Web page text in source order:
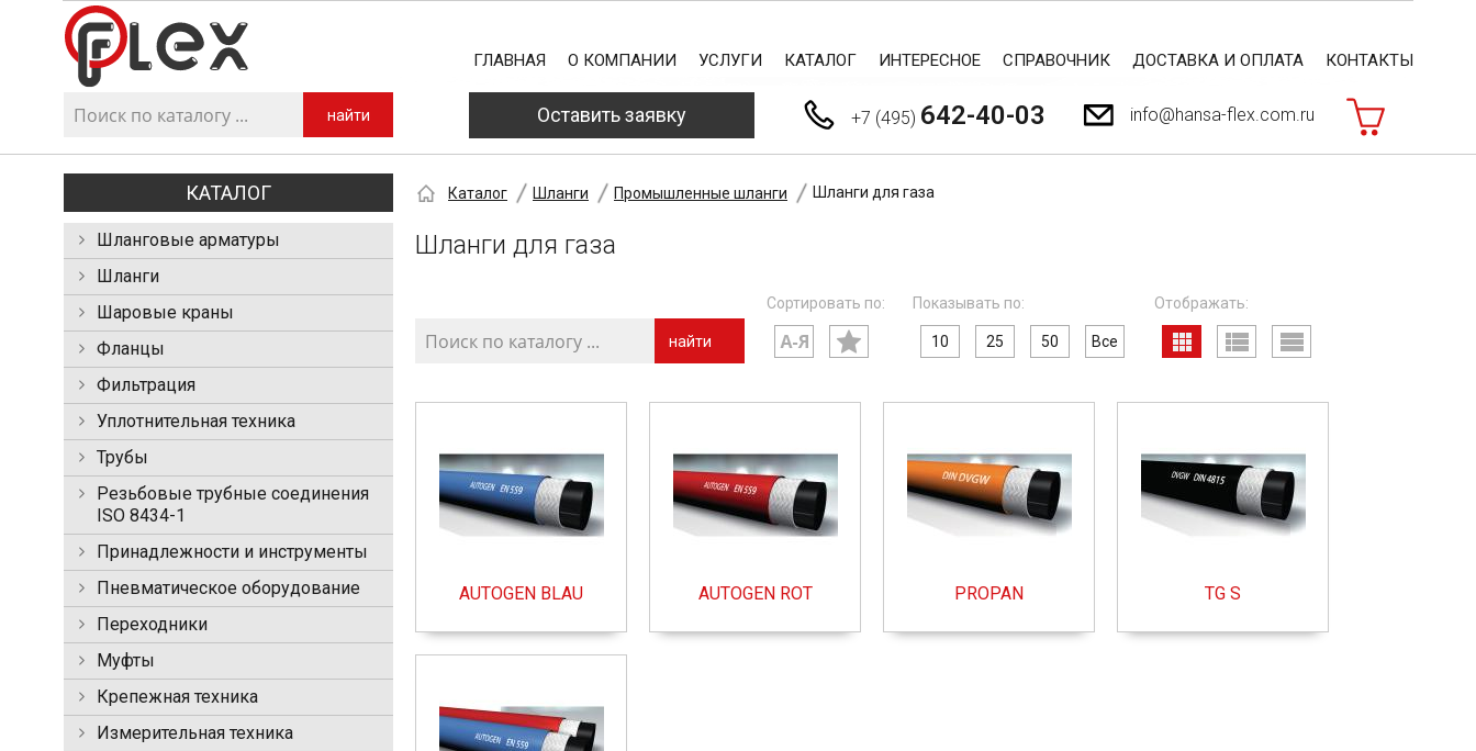
найти Оставить заявку +7 (495) 642-40-03 info@hansa-flex.com.ru
ГЛАВНАЯ О КОМПАНИИ УСЛУГИ КАТАЛОГ ИНТЕРЕСНОЕ СПРАВОЧНИК ДОСТАВКА И ОПЛАТА КОНТАКТЫ
КАТАЛОГ
Шланговые арматуры
Шланги
Шаровые краны
Фланцы
Фильтрация
Уплотнительная техника
Трубы
Резьбовые трубные соединения
ISO 8434-1
Принадлежности и инструменты
Пневматическое оборудование
Переходники
Муфты
Крепежная техника
Измерительная техника
Каталог Шланги Промышленные шланги Шланги для газа
Шланги для газа
найти
Сортировать по: Показывать по:
10 25 50 Все
Отображать:
AUTOGEN BLAU AUTOGEN ROT PROPAN TG S